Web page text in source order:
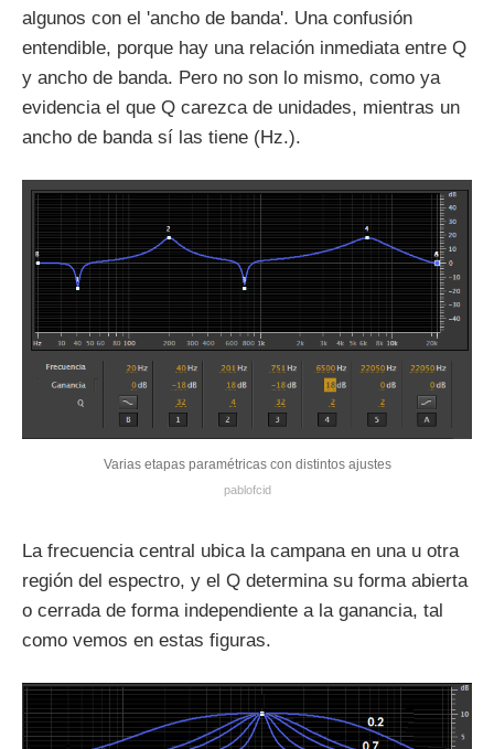
algunos con el 'ancho de banda'. Una confusión
entendible, porque hay una relación inmediata entre Q
y ancho de banda. Pero no son lo mismo, como ya
evidencia el que Q carezca de unidades, mientras un
ancho de banda sí las tiene (Hz.).
Varias etapas paramétricas con distintos ajustes
pablofcid
La frecuencia central ubica la campana en una u otra
región del espectro, y el Q determina su forma abierta
o cerrada de forma independiente a la ganancia, tal
como vemos en estas figuras.